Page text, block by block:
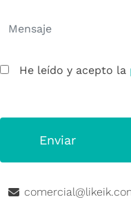
He leído y acepto la